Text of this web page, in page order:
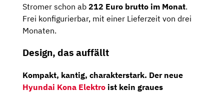
Stromer schon ab 212 Euro brutto im Monat.
Frei konfigurierbar, mit einer Lieferzeit von drei
Monaten.
Design, das auffällt
Kompakt, kantig, charakterstark. Der neue
Hyundai Kona Elektro ist kein graues